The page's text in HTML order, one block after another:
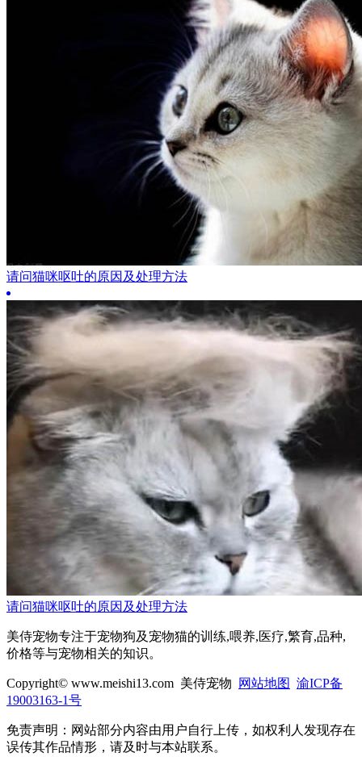
请问猫咪呕吐的原因及处理方法
请问猫咪呕吐的原因及处理方法
美侍宠物专注于宠物狗及宠物猫的训练,喂养,医疗,繁育,品种,
价格等与宠物相关的知识。
Copyright© www.meishi13.com 美侍宠物 网站地图 渝ICP备
19003163-1号
免责声明：网站部分内容由用户自行上传，如权利人发现存在
误传其作品情形，请及时与本站联系。